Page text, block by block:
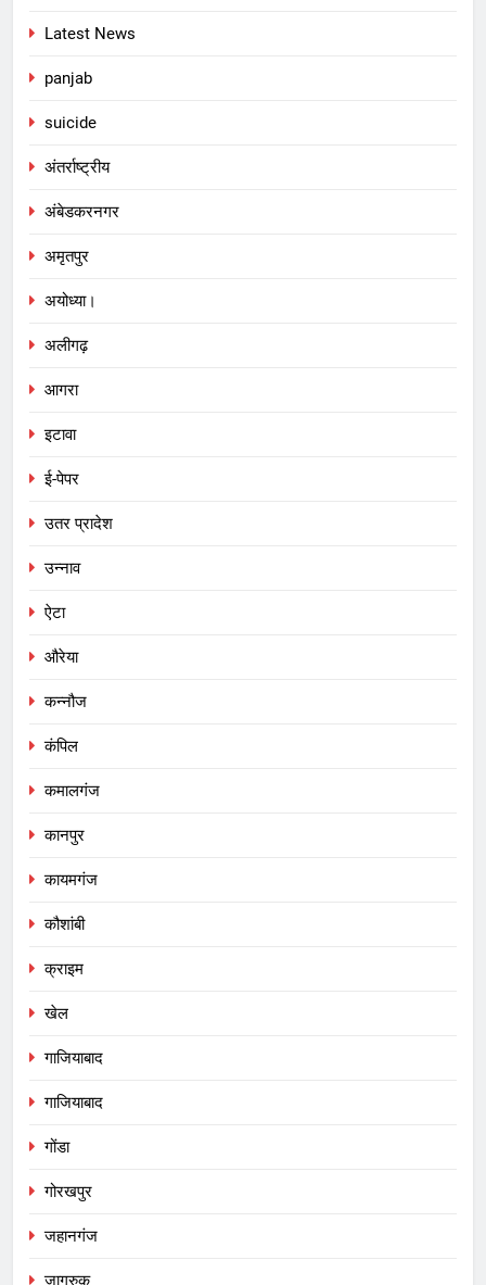
Latest News
panjab
suicide
अंतर्राष्ट्रीय
अंबेडकरनगर
अमृतपुर
अयोध्या।
अलीगढ़
आगरा
इटावा
ई-पेपर
उतर प्रादेश
उन्नाव
ऐटा
औरेया
कन्नौज
कंपिल
कमालगंज
कानपुर
कायमगंज
कौशांबी
क्राइम
खेल
गाजियाबाद
गाजियाबाद
गोंडा
गोरखपुर
जहानगंज
जागरुक